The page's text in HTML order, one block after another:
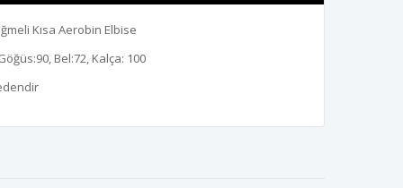
Kısa Aerobin Elbise
Bel:72, Kalça: 100